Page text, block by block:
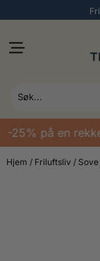
25% på en
Hjem / Friluftsliv /